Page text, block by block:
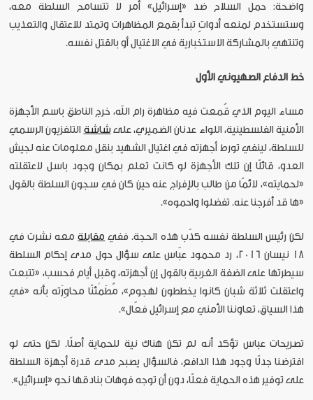
واضحة: حمل السلاح ضد «إسرائيل» أمرٌ لا تتسامح السلطة معه،
وستستخدم لمنعه أدواتٍ تبدأ بقمع المظاهرات وتمتد للاعتقال والتعذيب
وتنتهي بالمشاركة الاستخبارية في الاغتيال أو بالقتل نفسه.
خط الدفاع الصهيوني الأول
مساء اليوم الذي قُمعت فيه مظاهرة رام الله، خرج الناطق باسم الأجهزة
الأمنية الفلسطينية، اللواء عدنان الضميري، على شاشة التلفزيون الرسمي
للسلطة، لينفي تورط أجهزته في اغتيال الشهيد بنقل معلومات عنه لجيش
العدو، قائلًا إن تلك الأجهزة لو كانت تعلم بمكان وجود باسل لاعتقلته
«لحمايته»، لائمًا من طالب بالإفراج عنه حين كان في سجون السلطة بالقول
«ها قد أفرجنا عنه. تفضلوا واحموه».
لكن رئيس السلطة نفسه كذّب هذه الحجة. ففي مقابلةمعه نشرت في
18 نيسان 2016، رد محمود عبّاس على سؤال حول مدى إحكام السلطة
سيطرتها على الضفة الغربية بالقول إن أجهزته، وقبل أيام فحسب، «تتبعت
واعتقلت ثلاثة شبان كانوا يخططون لهجوم»، مُطَمْئنًا محاوِرَته بأنه «في
هذا السياق، تعاوننا الأمني مع إسرائيل فعّال».
تصريحات عباس تؤكد أنه لم تكن هناك نية للحماية أصلًا. لكن حتى لو
افترضنا جدلًا وجود هذا الدافع، فالسؤال يصبح مدى قدرة أجهزة السلطة
على توفير هذه الحماية فعلًا، دون أن توجه فوهات بنادقها نحو «إسرائيل».